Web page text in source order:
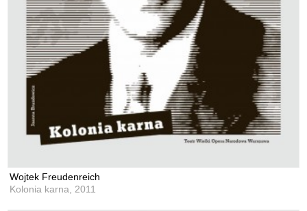
Wojtek Freudenreich
Kolonia karna, 2011